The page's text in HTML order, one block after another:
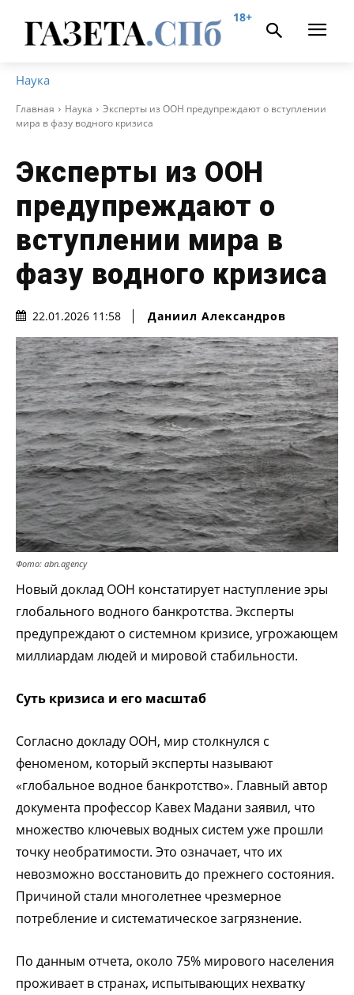
18+
Наука
Главная Наука
Эксперты из ООН предупреждают о вступлении
мира в фазу водного кризиса
Эксперты из ООН
предупреждают о
вступлении мира в
фазу водного кризиса
22.01.2026 11:58 Даниил Александров
Фото: abn.agency
Новый доклад ООН констатирует наступление эры
глобального водного банкротства. Эксперты
предупреждают о системном кризисе, угрожающем
миллиардам людей и мировой стабильности.
Суть кризиса и его масштаб
Согласно докладу ООН, мир столкнулся с
феноменом, который эксперты называют
«глобальное водное банкротство». Главный автор
документа профессор Кавех Мадани заявил, что
множество ключевых водных систем уже прошли
точку необратимости. Это означает, что их
невозможно восстановить до прежнего состояния.
Причиной стали многолетнее чрезмерное
потребление и систематическое загрязнение.
По данным отчета, около 75% мирового населения
проживает в странах, испытывающих нехватку